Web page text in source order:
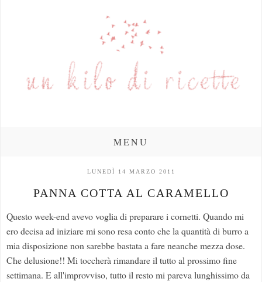
MENU
LUNEDÌ 14 MARZO 2011
PANNA COTTA AL CARAMELLO
Questo week-end avevo voglia di preparare i cornetti. Quando mi
ero decisa ad iniziare mi sono resa conto che la quantità di burro a
mia disposizione non sarebbe bastata a fare neanche mezza dose.
Che delusione!! Mi toccherà rimandare il tutto al prossimo fine
settimana. E all'improvviso, tutto il resto mi pareva lunghissimo da